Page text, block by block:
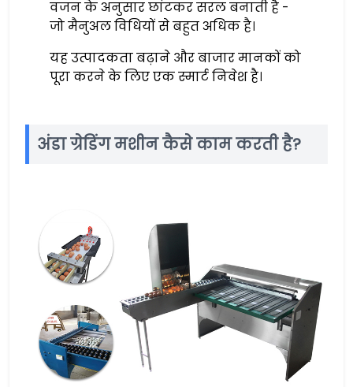
वजन के अनुसार छांटकर सरल बनाती है -
जो मैनुअल विधियों से बहुत अधिक है।
यह उत्पादकता बढ़ाने और बाजार मानकों को
पूरा करने के लिए एक स्मार्ट निवेश है।
अंडा ग्रेडिंग मशीन कैसे काम करती है?